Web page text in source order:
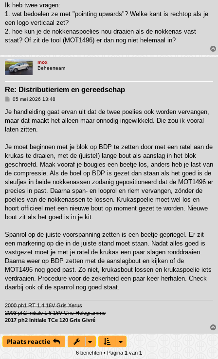
Ik heb twee vragen:
1. wat bedoelen ze met "pointing upwards"? Welke kant is rechtop als je
een logo verticaal zet?
2. hoe kun je de nokkenaspoelies nou draaien als de nokkenas vast
staat? Of zit de tool (MOT1496) er dan nog niet helemaal in?
mox
Beheerteam
Re: Distributieriem en gereedschap
B
r
c
h
05 mei 2026 13:48
Je handleiding gaat ervan uit dat de twee poelies ook worden vervangen,
maar dat maakt het alleen maar onnodig ingewikkeld. Die zou ik vooral
laten zitten.
Je moet beginnen met je blok op BDP te zetten door met een ratel aan de
krukas te draaien, met de (juiste!) lange bout als aanslag in het blok
geschroefd. Maak vooraf je bougies een beetje los, anders heb je last van
de compressie. Als de boel op BDP is gezet dan staan als het goed is de
sleufjes in beide nokkenassen zodanig gepositioneerd dat de MOT1496 er
precies in past. Daarna span- en looprol en riem vervangen, zónder de
poelies van de nokkenassen te lossen. Krukaspoelie moet wel los en
hoort officieel met een nieuwe bout op moment gezet te worden. Nieuwe
bout zit als het goed is in je kit.
Spanrol op de juiste voorspanning zetten is een beetje gepriegel. Er zit
een markering op die in de juiste stand moet staan. Nadat alles goed is
vastgezet moet je met je ratel de krukas een paar slagen ronddraaien.
Daarna weer op BDP zetten met de aanslagbout en kijken of de
MOT1496 nog goed past. Zo niet, krukasbout lossen en krukaspoelie iets
verdraaien. Procedure voor de zekerheid een paar keer herhalen. Check
daarbij ook of de spanrol nog goed staat.
2000 ph1 RT 1.4 16V Gris Xerus
2003 ph2 Initiale 1.6 16V Gris Hologramme
2017 ph2 Initiale TCe 120 Gris Givré
Plaats reactie
6 berichten • Pagina 1 van 1